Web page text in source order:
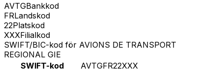
AVTGBankkod
FRLandskod
22Platskod
XXXFilialkod
SWIFT/BIC-kod för AVIONS DE TRANSPORT
REGIONAL GIE
SWIFT-kod
AVTGFR22XXX